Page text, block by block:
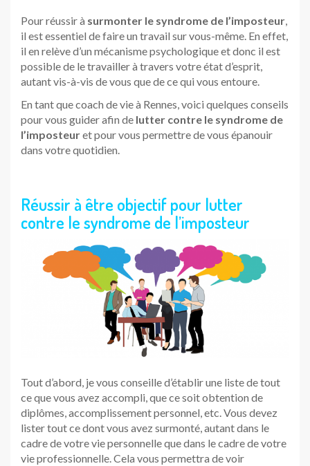
Pour réussir à surmonter le syndrome de l’imposteur,
il est essentiel de faire un travail sur vous-même. En effet,
il en relève d’un mécanisme psychologique et donc il est
possible de le travailler à travers votre état d’esprit,
autant vis-à-vis de vous que de ce qui vous entoure.
En tant que coach de vie à Rennes, voici quelques conseils
pour vous guider afin de lutter contre le syndrome de
l’imposteuret pour vous permettre de vous épanouir
dans votre quotidien.
Réussir à être objectif pour lutter
contre le syndrome de l’imposteur
Tout d’abord, je vous conseille d’établir une liste de tout
ce que vous avez accompli, que ce soit obtention de
diplômes, accomplissement personnel, etc. Vous devez
lister tout ce dont vous avez surmonté, autant dans le
cadre de votre vie personnelle que dans le cadre de votre
vie professionnelle. Cela vous permettra de voir